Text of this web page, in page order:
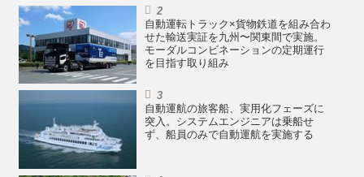
自動運転トラック×貨物鉄道を組み合わ
せた輸送実証を九州〜関東間で実施。
モーダルコンビネーションの定期運行
を目指す取り組み
自動運航の旅客船、実用化フェーズに
突入。システムエンジニアは乗船せ
ず、船員のみで自動運航を実施する